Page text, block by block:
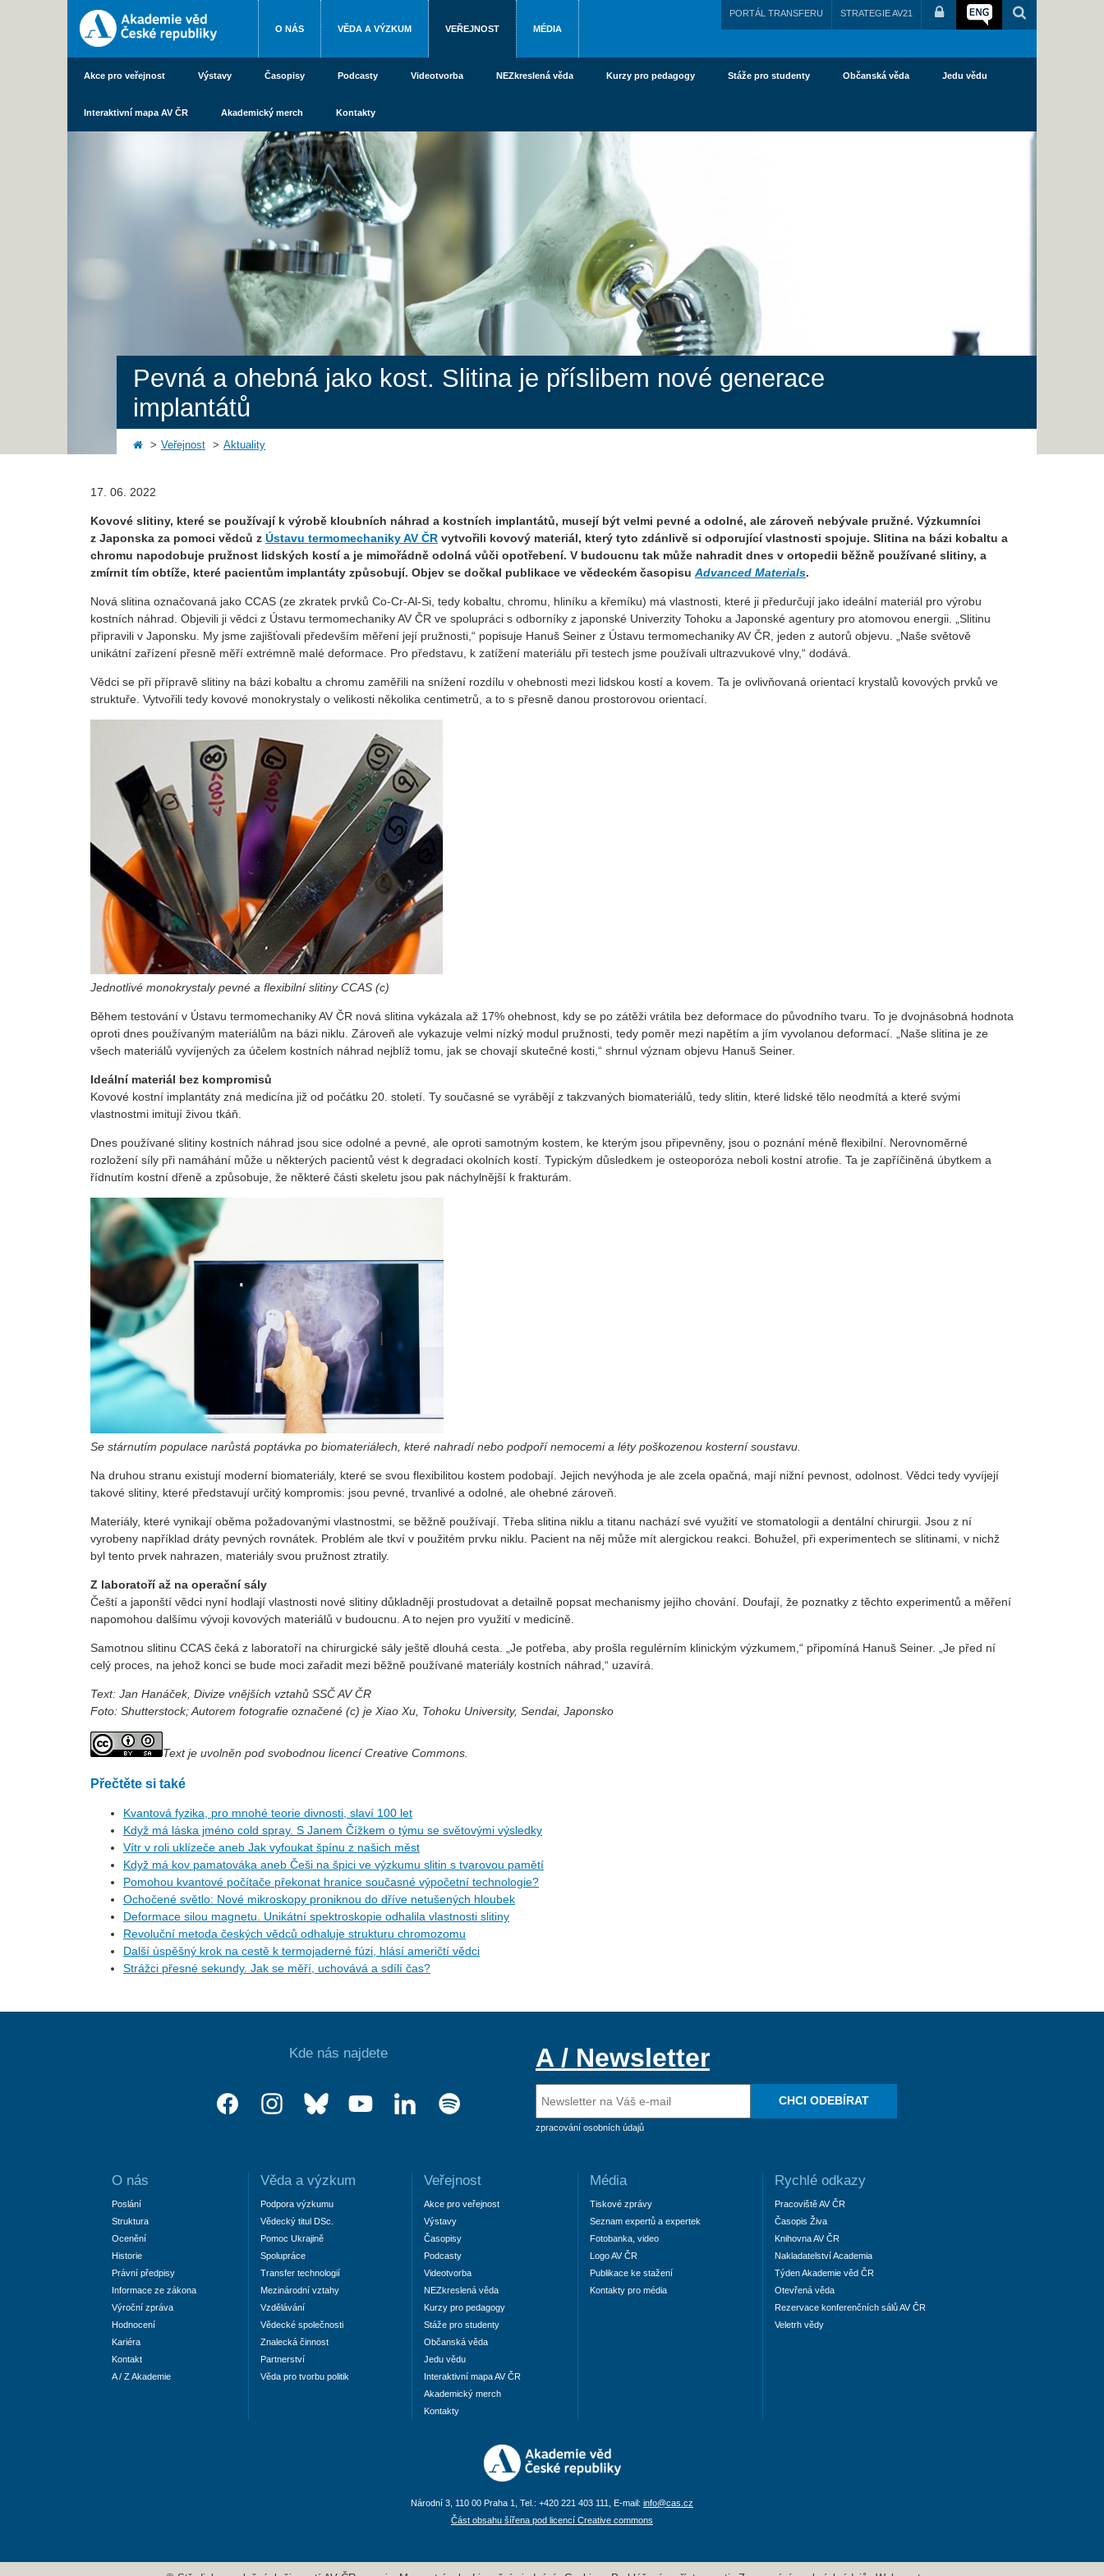
O NÁS VĚDA A VÝZKUM VEŘEJNOST MÉDIA
PORTÁL TRANSFERU STRATEGIE AV21
Akce pro veřejnost Výstavy Časopisy Podcasty Videotvorba NEZkreslená věda Kurzy pro pedagogy Stáže pro studenty Občanská věda Jedu vědu
Interaktivní mapa AV ČR Akademický merch Kontakty
Pevná a ohebná jako kost. Slitina je příslibem nové generace
implantátů
Veřejnost Aktuality
17. 06. 2022
Kovové slitiny, které se používají k výrobě kloubních náhrad a kostních implantátů, musejí být velmi pevné a odolné, ale zároveň nebývale pružné. Výzkumníci
z Japonska za pomoci vědců z Ústavu termomechaniky AV ČR vytvořili kovový materiál, který tyto zdánlivě si odporující vlastnosti spojuje. Slitina na bázi kobaltu a
chromu napodobuje pružnost lidských kostí a je mimořádně odolná vůči opotřebení. V budoucnu tak může nahradit dnes v ortopedii běžně používané slitiny, a
zmírnit tím obtíže, které pacientům implantáty způsobují. Objev se dočkal publikace ve vědeckém časopisu Advanced Materials.
Nová slitina označovaná jako CCAS (ze zkratek prvků Co-Cr-Al-Si, tedy kobaltu, chromu, hliníku a křemíku) má vlastnosti, které ji předurčují jako ideální materiál pro výrobu
kostních náhrad. Objevili ji vědci z Ústavu termomechaniky AV ČR ve spolupráci s odborníky z japonské Univerzity Tohoku a Japonské agentury pro atomovou energii. „Slitinu
připravili v Japonsku. My jsme zajišťovali především měření její pružnosti,“ popisuje Hanuš Seiner z Ústavu termomechaniky AV ČR, jeden z autorů objevu. „Naše světově
unikátní zařízení přesně měří extrémně malé deformace. Pro představu, k zatížení materiálu při testech jsme používali ultrazvukové vlny,“ dodává.
Vědci se při přípravě slitiny na bázi kobaltu a chromu zaměřili na snížení rozdílu v ohebnosti mezi lidskou kostí a kovem. Ta je ovlivňovaná orientací krystalů kovových prvků ve
struktuře. Vytvořili tedy kovové monokrystaly o velikosti několika centimetrů, a to s přesně danou prostorovou orientací.
Jednotlivé monokrystaly pevné a flexibilní slitiny CCAS (c)
Během testování v Ústavu termomechaniky AV ČR nová slitina vykázala až 17% ohebnost, kdy se po zátěži vrátila bez deformace do původního tvaru. To je dvojnásobná hodnota
oproti dnes používaným materiálům na bázi niklu. Zároveň ale vykazuje velmi nízký modul pružnosti, tedy poměr mezi napětím a jím vyvolanou deformací. „Naše slitina je ze
všech materiálů vyvíjených za účelem kostních náhrad nejblíž tomu, jak se chovají skutečné kosti,“ shrnul význam objevu Hanuš Seiner.
Ideální materiál bez kompromisů
Kovové kostní implantáty zná medicína již od počátku 20. století. Ty současné se vyrábějí z takzvaných biomateriálů, tedy slitin, které lidské tělo neodmítá a které svými
vlastnostmi imitují živou tkáň.
Dnes používané slitiny kostních náhrad jsou sice odolné a pevné, ale oproti samotným kostem, ke kterým jsou připevněny, jsou o poznání méně flexibilní. Nerovnoměrné
rozložení síly při namáhání může u některých pacientů vést k degradaci okolních kostí. Typickým důsledkem je osteoporóza neboli kostní atrofie. Ta je zapříčiněná úbytkem a
řídnutím kostní dřeně a způsobuje, že některé části skeletu jsou pak náchylnější k frakturám.
Se stárnutím populace narůstá poptávka po biomateriálech, které nahradí nebo podpoří nemocemi a léty poškozenou kosterní soustavu.
Na druhou stranu existují moderní biomateriály, které se svou flexibilitou kostem podobají. Jejich nevýhoda je ale zcela opačná, mají nižní pevnost, odolnost. Vědci tedy vyvíjejí
takové slitiny, které představují určitý kompromis: jsou pevné, trvanlivé a odolné, ale ohebné zároveň.
Materiály, které vynikají oběma požadovanými vlastnostmi, se běžně používají. Třeba slitina niklu a titanu nachází své využití ve stomatologii a dentální chirurgii. Jsou z ní
vyrobeny například dráty pevných rovnátek. Problém ale tkví v použitém prvku niklu. Pacient na něj může mít alergickou reakci. Bohužel, při experimentech se slitinami, v nichž
byl tento prvek nahrazen, materiály svou pružnost ztratily.
Z laboratoří až na operační sály
Čeští a japonští vědci nyní hodlají vlastnosti nové slitiny důkladněji prostudovat a detailně popsat mechanismy jejího chování. Doufají, že poznatky z těchto experimentů a měření
napomohou dalšímu vývoji kovových materiálů v budoucnu. A to nejen pro využití v medicíně.
Samotnou slitinu CCAS čeká z laboratoří na chirurgické sály ještě dlouhá cesta. „Je potřeba, aby prošla regulérním klinickým výzkumem,“ připomíná Hanuš Seiner. „Je před ní
celý proces, na jehož konci se bude moci zařadit mezi běžně používané materiály kostních náhrad,“ uzavírá.
Text: Jan Hanáček, Divize vnějších vztahů SSČ AV ČR
Foto: Shutterstock; Autorem fotografie označené (c) je Xiao Xu, Tohoku University, Sendai, Japonsko
Text je uvolněn pod svobodnou licencí Creative Commons.
Přečtěte si také
Kvantová fyzika, pro mnohé teorie divnosti, slaví 100 let
Když má láska jméno cold spray. S Janem Čížkem o týmu se světovými výsledky
Vítr v roli uklízeče aneb Jak vyfoukat špínu z našich měst
Když má kov pamatováka aneb Češi na špici ve výzkumu slitin s tvarovou pamětí
Pomohou kvantové počítače překonat hranice současné výpočetní technologie?
Ochočené světlo: Nové mikroskopy proniknou do dříve netušených hloubek
Deformace silou magnetu. Unikátní spektroskopie odhalila vlastnosti slitiny
Revoluční metoda českých vědců odhaluje strukturu chromozomu
Další úspěšný krok na cestě k termojaderné fúzi, hlásí američtí vědci
Strážci přesné sekundy. Jak se měří, uchovává a sdílí čas?
Kde nás najdete A / Newsletter
zpracování osobních údajů
CHCI ODEBÍRAT
O nás
Poslání
Struktura
Ocenění
Historie
Právní předpisy
Informace ze zákona
Výroční zpráva
Hodnocení
Kariéra
Kontakt
A / Z Akademie
Věda a výzkum
Podpora výzkumu
Vědecký titul DSc.
Pomoc Ukrajině
Spolupráce
Transfer technologií
Mezinárodní vztahy
Vzdělávání
Vědecké společnosti
Znalecká činnost
Partnerství
Věda pro tvorbu politik
Veřejnost
Akce pro veřejnost
Výstavy
Časopisy
Podcasty
Videotvorba
NEZkreslená věda
Kurzy pro pedagogy
Stáže pro studenty
Občanská věda
Jedu vědu
Interaktivní mapa AV ČR
Akademický merch
Kontakty
Média
Tiskové zprávy
Seznam expertů a expertek
Fotobanka, video
Logo AV ČR
Publikace ke stažení
Kontakty pro média
Rychlé odkazy
Pracoviště AV ČR
Časopis Živa
Knihovna AV ČR
Nakladatelství Academia
Týden Akademie věd ČR
Otevřená věda
Rezervace konferenčních sálů AV ČR
Veletrh vědy
Národní 3, 110 00 Praha 1, Tel.: +420 221 403 111, E-mail: info@cas.cz
Část obsahu šířena pod licencí Creative commons